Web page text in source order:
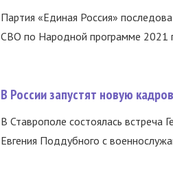
Партия «Единая Россия»
СВО по Народной программе 2021
В России запустят новую
В Ставрополе состоялась встреча
Евгения Поддубного с